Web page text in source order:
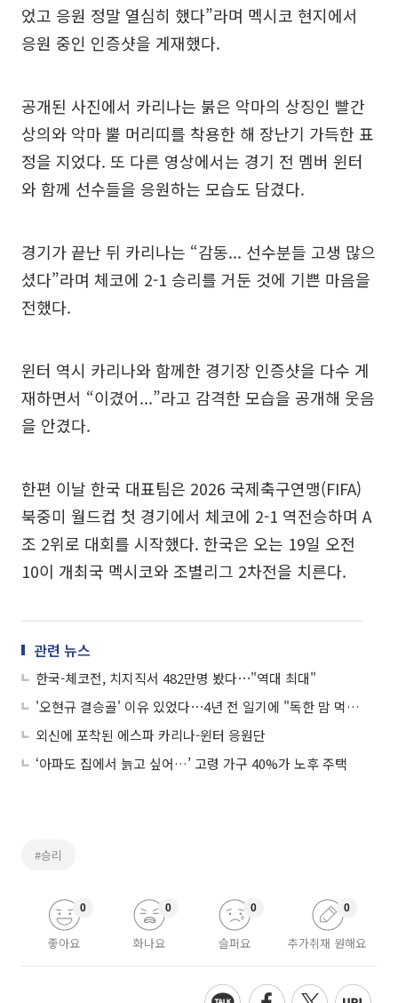
었고 응원 정말 열심히 했다”라며 멕시코 현지에서
응원 중인 인증샷을 게재했다.
공개된 사진에서 카리나는 붉은 악마의 상징인 빨간
상의와 악마 뿔 머리띠를 착용한 해 장난기 가득한 표
정을 지었다. 또 다른 영상에서는 경기 전 멤버 윈터
와 함께 선수들을 응원하는 모습도 담겼다.
경기가 끝난 뒤 카리나는 “감동... 선수분들 고생 많으
셨다”라며 체코에 2-1 승리를 거둔 것에 기쁜 마음을
전했다.
윈터 역시 카리나와 함께한 경기장 인증샷을 다수 게
재하면서 “이겼어...”라고 감격한 모습을 공개해 웃음
을 안겼다.
한편 이날 한국 대표팀은 2026 국제축구연맹(FIFA)
북중미 월드컵 첫 경기에서 체코에 2-1 역전승하며 A
조 2위로 대회를 시작했다. 한국은 오는 19일 오전
10이 개최국 멕시코와 조별리그 2차전을 치른다.
관련 뉴스
한국-체코전, 치지직서 482만명 봤다⋯"역대 최대"
'오현규 결승골' 이유 있었다⋯4년 전 일기에 "독한 맘 먹고 꼭 해내자"
외신에 포착된 에스파 카리나-윈터 응원단
‘아파도 집에서 늙고 싶어…’ 고령 가구 40%가 노후 주택
#승리
좋아요
0
화나요
0
슬퍼요
0
추가취재 원해요
0